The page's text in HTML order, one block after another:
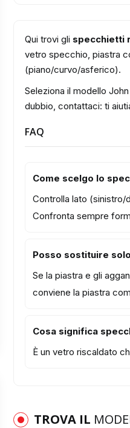
Qui trovi gli specchietti
vetro specchio, piastra
(piano/curvo/asferico).
Seleziona il modello
dubbio, contattaci: ti
FAQ
Come scelgo lo
Controlla lato
Confronta sempre
Posso sostituire
Se la piastra e gli
conviene la piastra
Cosa significa
È un vetro riscaldato
TROVA IL